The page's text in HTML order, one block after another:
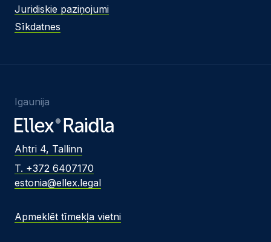
Juridiskie paziņojumi
Sīkdatnes
Igaunija
Ahtri 4, Tallinn
T. +372 6407170
estonia@ellex.legal
Apmeklēt tīmekļa vietni